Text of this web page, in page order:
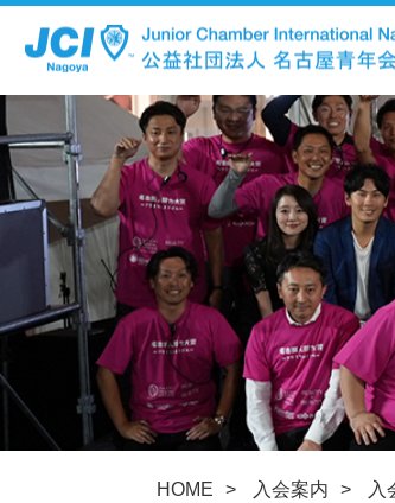
JCI名古屋とは
入会案内
メンバー
SNS
HOME 入会案内 入